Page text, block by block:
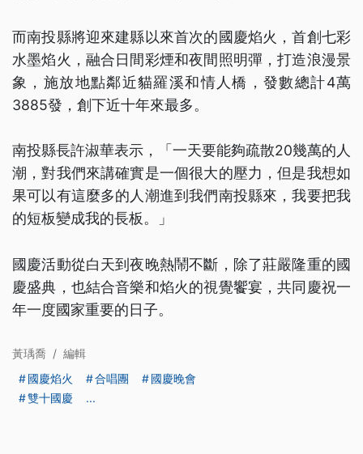
而南投縣將迎來建縣以來首次的國慶焰火，首創七彩
水墨焰火，融合日間彩煙和夜間照明彈，打造浪漫景
象，施放地點鄰近貓羅溪和情人橋，發數總計4萬
3885發，創下近十年來最多。
南投縣長許淑華表示，「一天要能夠疏散20幾萬的人
潮，對我們來講確實是一個很大的壓力，但是我想如
果可以有這麼多的人潮進到我們南投縣來，我要把我
的短板變成我的長板。」
國慶活動從白天到夜晚熱鬧不斷，除了莊嚴隆重的國
慶盛典，也結合音樂和焰火的視覺饗宴，共同慶祝一
年一度國家重要的日子。
黃瑀喬 / 編輯
國慶焰火
合唱團
國慶晚會
雙十國慶
...